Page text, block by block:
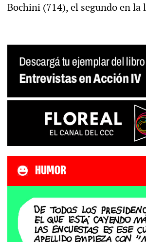
Bochini (714), el segundo en la
HUMOR